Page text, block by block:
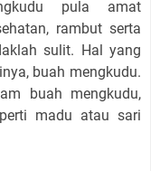
pula amat
rambut serta
sulit. Hal yang
buah mengkudu.
buah mengkudu,
madu atau sari